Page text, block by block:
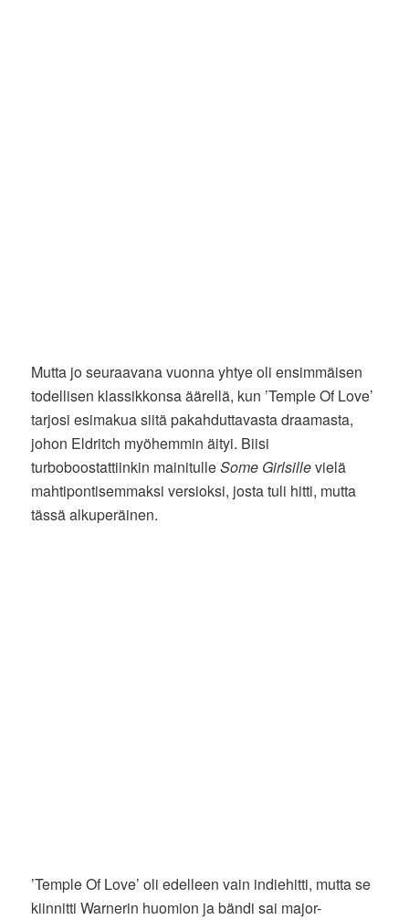
Mutta jo seuraavana vuonna yhtye oli ensimmäisen
todellisen klassikkonsa äärellä, kun ’Temple Of Love’
tarjosi esimakua siitä pakahduttavasta draamasta,
johon Eldritch myöhemmin äityi. Biisi
turboboostattiinkin mainitulleSome Girlsillevielä
mahtipontisemmaksi versioksi, josta tuli hitti, mutta
tässä alkuperäinen.
’Temple Of Love’ oli edelleen vain indiehitti, mutta se
kiinnitti Warnerin huomion ja bändi sai major-